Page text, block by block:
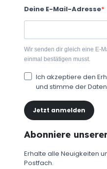
Deine E-Mail-Adresse
Wir senden dir gleich eine E-
einmal bestätigen musst.
Ich akzeptiere den
und stimme der
Jetzt anmelden
Abonniere
Erhalte alle Neuigkeiten
Postfach.